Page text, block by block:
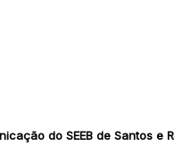
do SEEB de Santos e